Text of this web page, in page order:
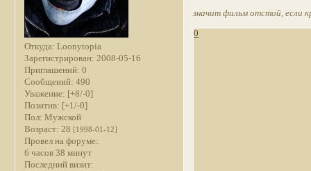
Откуда: Loonytopia
Зарегистрирован: 2008-05-16
Приглашений: 0
Сообщений: 490
Уважение: [+8/-0]
Позитив: [+1/-0]
Пол: Мужской
Возраст: 28 [1998-01-12]
Провел на форуме:
6 часов 38 минут
Последний визит:
значит фильм отстой, если
0